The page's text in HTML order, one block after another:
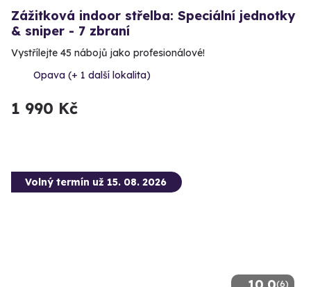
Zážitková indoor střelba: Speciální jednotky
& sniper - 7 zbraní
Vystřílejte 45 nábojů jako profesionálové!
Opava (+ 1 další lokalita)
1 990 Kč
(6)
Volný termín už 15. 08. 2026